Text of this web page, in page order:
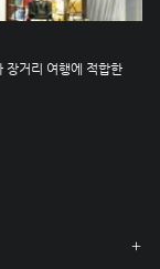
장거리 여행에 적합한